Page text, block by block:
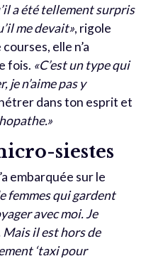
a été tellement surpris
me devait», rigole
elle n’a
fois. «C’est un type qui
n’aime pas y
dans ton esprit et
siestes
embarquée sur le
femmes qui gardent
avec moi. Je
Mais il est hors de
‘taxi pour